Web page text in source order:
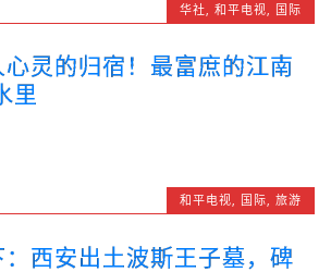
华社, 和平电视, 国际
灵的归宿！最富庶的江南
里
和平电视, 国际, 旅游
西安出土波斯王子墓，碑